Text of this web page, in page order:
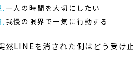
一人の時間を大切にしたい
我慢の限界で一気に行動する
然LINEを消された側はどう受け